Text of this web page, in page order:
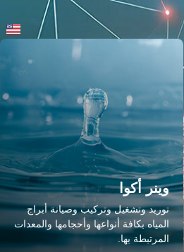
وينر أكوا
توريد وتشغيل وتركيب وصيانة أبراج
المياه بكافة أنواعها وأحجامها والمعدات
المرتبطة بها.